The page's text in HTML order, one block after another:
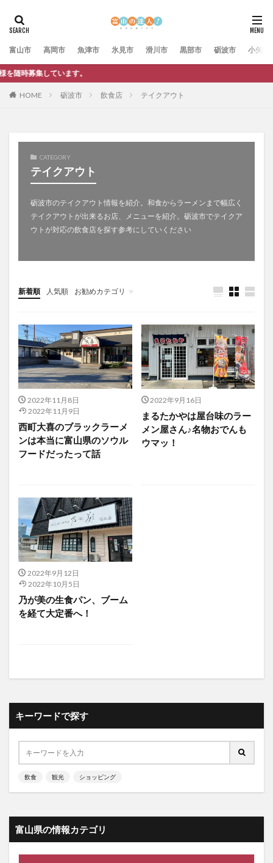
富山市 高岡市 魚津市 氷見市 滑川市 黒部市 砺波市 小矢部
HOME 砺波市 飲食店 テイクアウト
CATEGORY
テイクアウト
砺波市のテイクアウト情報を紹介。和食からラーメンまで幅広く
テイクアウトが出来るお店、メニューを紹介。砺波市でテイクア
ウトが対応の飲食店を探す参考にしていください
新着順 人気順 お勧めカテゴリ
未分類
2022年11月8日
2022年11月9日
西町大喜のブラックラーメ
ンは本当に富山県のソウル
フードだったって話
2022年9月16日
まるたかやは屋台味のラー
メン屋さん♪名物おでんも
ウマッ！
2022年9月12日
2022年10月5日
乃が美の生食パン、ブーム
を経て大定番へ！
キーワードで探す
飲食 観光 ショッピング
富山県の情報カテゴリ